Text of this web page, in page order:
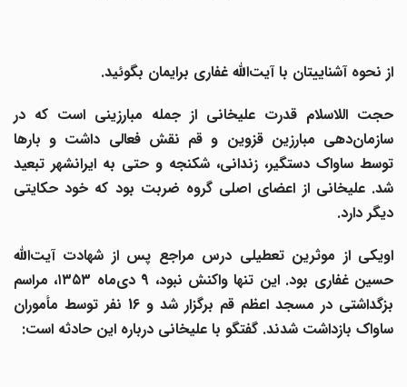
از نحوه آشناییتان با آیت‌الله غفاری برایمان بگوئید.
حجت اللاسلام قدرت علیخانی از جمله مبارزینی است که در
سازمان‌دهی مبارزین قزوین و قم نقش فعالی داشت و بارها
توسط ساواک دستگیر، زندانی، شکنجه و حتی به ایرانشهر تبعید
شد. علیخانی از اعضای اصلی گروه ضربت بود که خود حکایتی
دیگر دارد.
اویکی از موثرین تعطیلی درس مراجع پس از شهادت آیت‌الله
حسین غفاری بود. این تنها واکنش نبود، 9 دی‌ماه ۱۳۵۳، مراسم
بزگداشتی در مسجد اعظم قم برگزار شد و 16 نفر توسط مأموران
ساواک بازداشت شدند. گفتگو با علیخانی درباره این حادثه است: